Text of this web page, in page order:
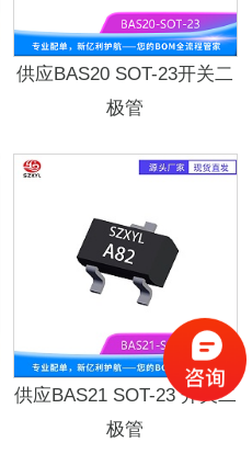
供应BAS20 SOT-23开关二
极管
供应BAS21 SOT-23 开关二
极管